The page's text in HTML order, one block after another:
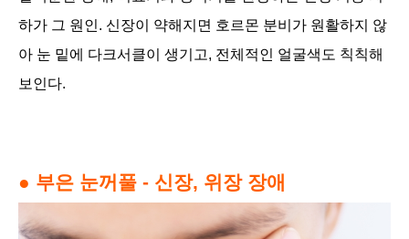
하가 그 원인. 신장이 약해지면 호르몬 분비가 원활하지 않
아 눈 밑에 다크서클이 생기고, 전체적인 얼굴색도 칙칙해
보인다.
● 부은 눈꺼풀 - 신장, 위장 장애